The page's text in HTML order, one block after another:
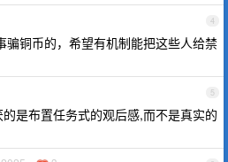
4
骗铜币的，希望有机制能把这些人给禁
5
是布置任务式的观后感,而不是真实的